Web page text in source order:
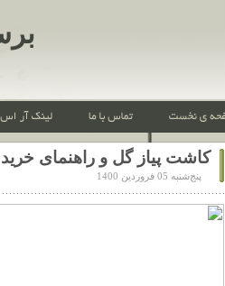
کاشت پیاز گل و راهنمای خرید
پنج‌شنبه 05 فروردین 1400